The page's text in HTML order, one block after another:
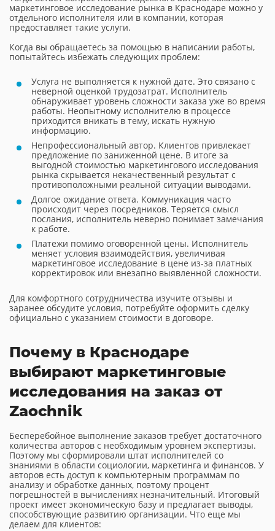
маркетинговое исследование рынка в Краснодаре можно у
отдельного исполнителя или в компании, которая
предоставляет такие услуги.
Когда вы обращаетесь за помощью в написании работы,
попытайтесь избежать следующих проблем:
Услуга не выполняется к нужной дате. Это связано с
неверной оценкой трудозатрат. Исполнитель
обнаруживает уровень сложности заказа уже во время
работы. Неопытному исполнителю в процессе
приходится вникать в тему, искать нужную
информацию.
Непрофессиональный автор. Клиентов привлекает
предложение по заниженной цене. В итоге за
выгодной стоимостью маркетингового исследования
рынка скрывается некачественный результат с
противоположными реальной ситуации выводами.
Долгое ожидание ответа. Коммуникация часто
происходит через посредников. Теряется смысл
послания, исполнитель неверно понимает замечания
к работе.
Платежи помимо оговоренной цены. Исполнитель
меняет условия взаимодействия, увеличивая
маркетинговое исследование в цене из-за платных
корректировок или внезапно выявленной сложности.
Для комфортного сотрудничества изучите отзывы и
заранее обсудите условия, потребуйте оформить сделку
официально с указанием стоимости в договоре.
Почему в Краснодаре
выбирают маркетинговые
исследования на заказ от
Zaochnik
Бесперебойное выполнение заказов требует достаточного
количества авторов с необходимым уровнем экспертизы.
Поэтому мы сформировали штат исполнителей со
знаниями в области социологии, маркетинга и финансов. У
авторов есть доступ к компьютерным программам по
анализу и обработке данных, поэтому процент
погрешностей в вычислениях незначительный. Итоговый
проект имеет экономическую базу и предлагает выводы,
способствующие развитию организации. Что еще мы
делаем для клиентов: